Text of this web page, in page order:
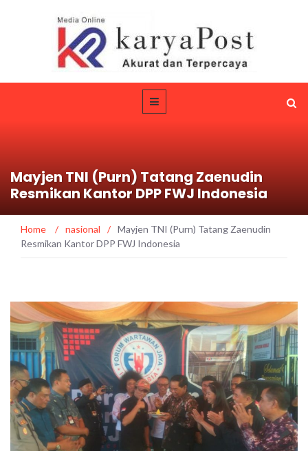
Mayjen TNI (Purn) Tatang Zaenudin
Resmikan Kantor DPP FWJ Indonesia
Home / nasional / Mayjen TNI (Purn) Tatang Zaenudin
Resmikan Kantor DPP FWJ Indonesia